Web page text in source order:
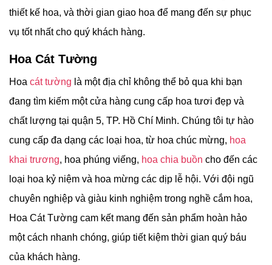
thiết kế hoa, và thời gian giao hoa để mang đến sự phục
vụ tốt nhất cho quý khách hàng.
Hoa Cát Tường
Hoa cát tường là một địa chỉ không thể bỏ qua khi bạn
đang tìm kiếm một cửa hàng cung cấp hoa tươi đẹp và
chất lượng tại quận 5, TP. Hồ Chí Minh. Chúng tôi tự hào
cung cấp đa dạng các loại hoa, từ hoa chúc mừng, hoa
khai trương, hoa phúng viếng, hoa chia buồn cho đến các
loại hoa kỷ niệm và hoa mừng các dịp lễ hội. Với đội ngũ
chuyên nghiệp và giàu kinh nghiệm trong nghề cắm hoa,
Hoa Cát Tường cam kết mang đến sản phẩm hoàn hảo
một cách nhanh chóng, giúp tiết kiệm thời gian quý báu
của khách hàng.